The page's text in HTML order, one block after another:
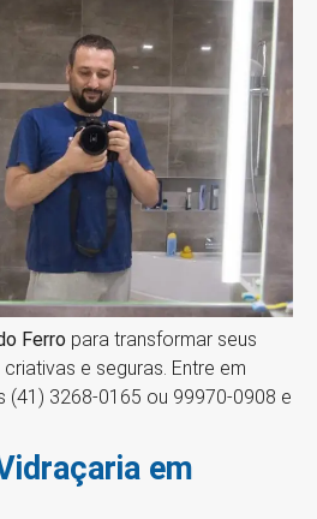
Ferro para transformar seus
e seguras. Entre em
3268-0165 ou 99970-0908 e
em